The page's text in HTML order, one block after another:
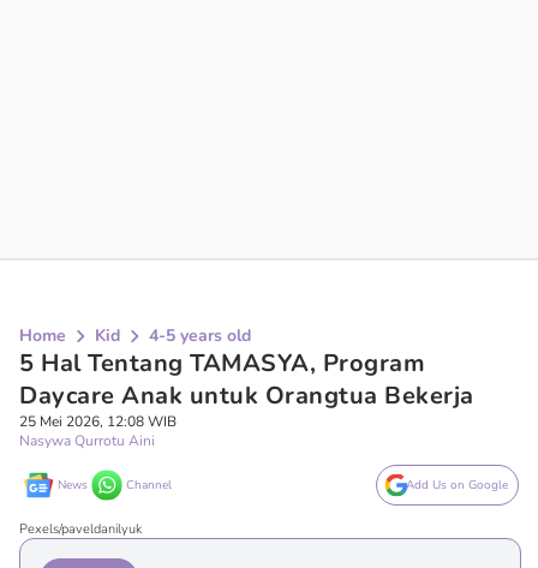
Home Kid 4-5 years old
5 Hal Tentang TAMASYA, Program
Daycare Anak untuk Orangtua Bekerja
25 Mei 2026, 12:08 WIB
Nasywa Qurrotu Aini
News Channel Add Us on Google
Pexels/paveldanilyuk